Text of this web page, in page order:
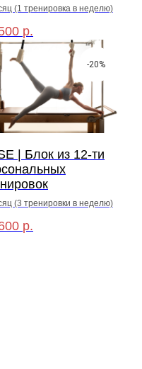
(1 тренировка в неделю)
р.
-20%
| Блок из 12-ти
(3 тренировки в неделю)
р.